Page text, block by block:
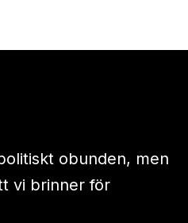
obunden, men
vi brinner för